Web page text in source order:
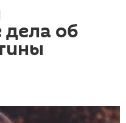
дела об